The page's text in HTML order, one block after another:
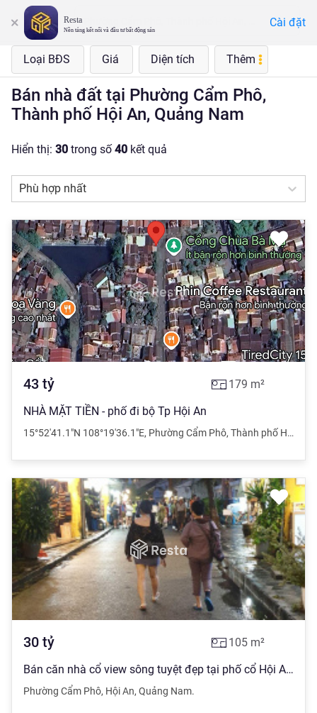
Resta
Nền tảng kết nối và đầu tư bất động sản
Cài đặt
Loại BĐS Giá Diện tích Thêm
Bán nhà đất tại Phường Cẩm Phô,
Thành phố Hội An, Quảng Nam
Hiển thị: 30 trong số40 kết quả
Phù hợp nhất
43 tỷ 179 m²
NHÀ MẶT TIỀN - phố đi bộ Tp Hội An
15°52'41.1"N 108°19'36.1"E, Phường Cẩm Phô, Thành phố Hội An
30 tỷ 105 m²
Bán căn nhà cổ view sông tuyệt đẹp tại phố cổ Hội An. Căn nhà 2 tầng thiết kế theo phong cách cổ
Phường Cẩm Phô, Hội An, Quảng Nam.